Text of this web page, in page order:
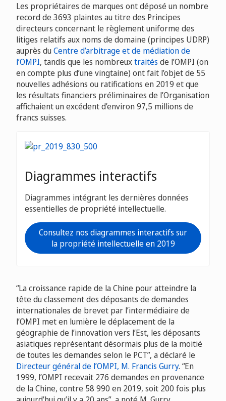
Les propriétaires de marques ont déposé un nombre
record de 3693 plaintes au titre des Principes
directeurs concernant le règlement uniforme des
litiges relatifs aux noms de domaine (principes UDRP)
auprès duCentre d’arbitrage et de médiation de
l’OMPI, tandis que les nombreuxtraités de l’OMPI (on
en compte plus d’une vingtaine) ont fait l’objet de 55
nouvelles adhésions ou ratifications en 2019 et que
les résultats financiers préliminaires de l’Organisation
affichaient un excédent d’environ 97,5 millions de
francs suisses.
Diagrammes interactifs
Diagrammes intégrant les dernières données
essentielles de propriété intellectuelle.
Consultez nos diagrammes interactifs sur
la propriété intellectuelle en 2019
“La croissance rapide de la Chine pour atteindre la
tête du classement des déposants de demandes
internationales de brevet par l’intermédiaire de
l’OMPI met en lumière le déplacement de la
géographie de l’innovation vers l’Est, les déposants
asiatiques représentant désormais plus de la moitié
de toutes les demandes selon le PCT”, a déclaré le
Directeur général de l’OMPI, M. Francis Gurry. “En
1999, l’OMPI recevait 276 demandes en provenance
de la Chine, contre 58 990 en 2019, soit 200 fois plus